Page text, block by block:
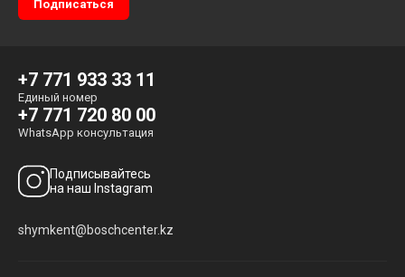
+7 771 933 33 11
Единый номер
+7 771 720 80 00
WhatsApp консультация
Подписывайтесь
на наш Instagram
shymkent@boschcenter.kz